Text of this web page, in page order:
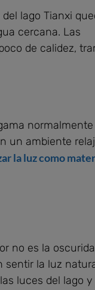
lago Tianxi
cercana. Las
de calidez,
un ambiente
la luz como
no es la
sentir la luz
luces del lago y